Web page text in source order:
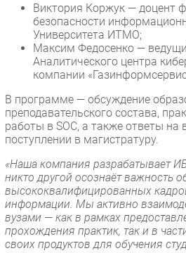
Виктория Коржук — доцент
безопасности
Университета ИТМО;
Максим Федосенко —
Аналитического центра
компании
В программе — обсуждение
преподавательского состава,
работы в SOC, а также ответы на
поступлении в магистратуру.
«Наша компания разрабатывает
никто другой осознаёт важность
высококвалифицированных
информации. Мы активно
вузами — как в рамках
прохождения практик, так и в
своих продуктов для обучения